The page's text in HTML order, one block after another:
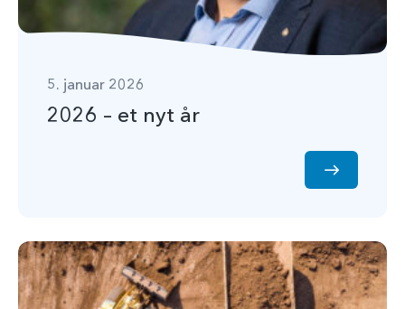
5. januar 2026
2026 – et nyt år